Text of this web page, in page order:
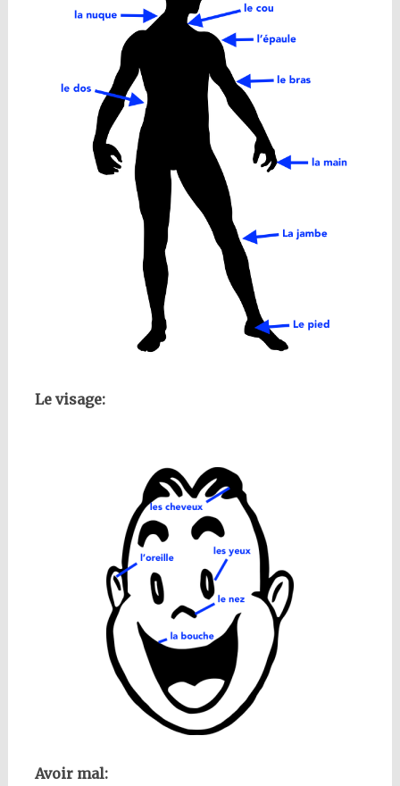
Le visage:
Avoir mal: